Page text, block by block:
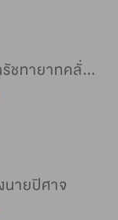
เอาตัวรอดจากรัชทายาทคลั่งรัก
นายปิศาจ